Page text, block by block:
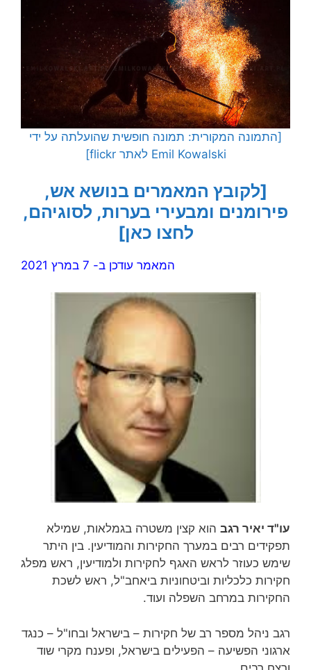
[התמונה המקורית: תמונה חופשית שהועלתה על ידי
Emil Kowalski לאתר flickr]
[לקובץ המאמרים בנושא אש,
פירומנים ומבעירי בערות, לסוגיהם,
לחצו כאן]
המאמר עודכן ב- 7 במרץ 2021
עו"ד יאיר רגב הוא קצין משטרה בגמלאות, שמילא
תפקידים רבים במערך החקירות והמודיעין. בין היתר
שימש כעוזר לראש האגף לחקירות ולמודיעין, ראש מפלג
חקירות כלכליות וביטחוניות ביאחב"ל, ראש לשכת
החקירות במרחב השפלה ועוד.
רגב ניהל מספר רב של חקירות – בישראל ובחו"ל – כנגד
ארגוני הפשיעה – הפעילים בישראל, ופענח מקרי שוד